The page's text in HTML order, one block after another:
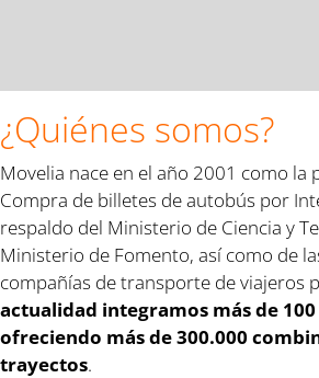
¿Quiénes somos?
Movelia nace en el año 2001 como la
Compra de billetes de autobús por
respaldo del Ministerio de Ciencia y
Ministerio de Fomento, así como de
compañías de transporte de viajeros
actualidad integramos más de
ofreciendo más de 300.000
trayectos.